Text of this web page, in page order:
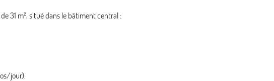
31 m², situé dans le bâtiment central :
jour).